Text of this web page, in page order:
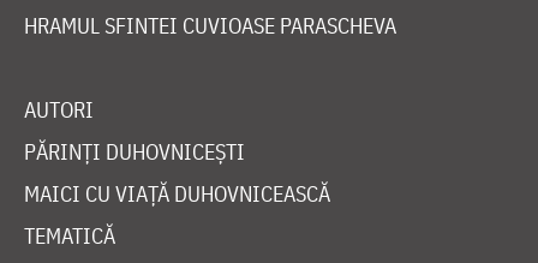
HRAMUL SFINTEI CUVIOASE PARASCHEVA
AUTORI
PĂRINȚI DUHOVNICEȘTI
MAICI CU VIAȚĂ DUHOVNICEASCĂ
TEMATICĂ